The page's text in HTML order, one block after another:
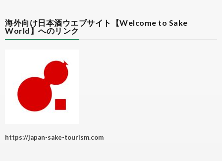
海外向け日本酒ウエブサイト【Welcome to Sake
World】へのリンク
https://japan-sake-tourism.com